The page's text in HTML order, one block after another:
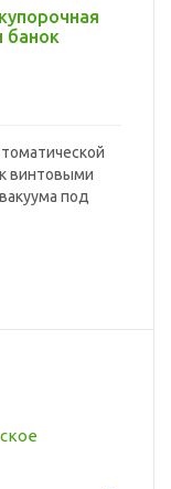
банок
винтовыми
под